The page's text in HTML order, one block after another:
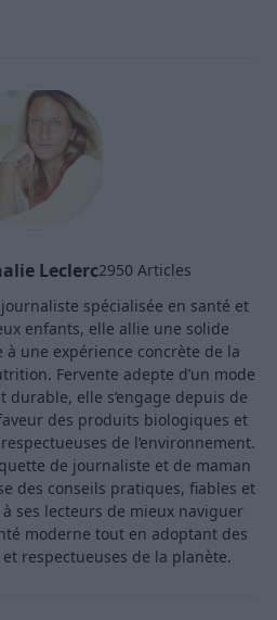
Leclerc2950 Articles
spécialisée en santé et
enfants, elle allie une solide
une expérience concrète de la
Fervente adepte d’un mode
durable, elle s’engage depuis de
des produits biologiques et
de l’environnement.
de journaliste et de maman
des conseils pratiques, fiables et
ses lecteurs de mieux naviguer
moderne tout en adoptant des
respectueuses de la planète.